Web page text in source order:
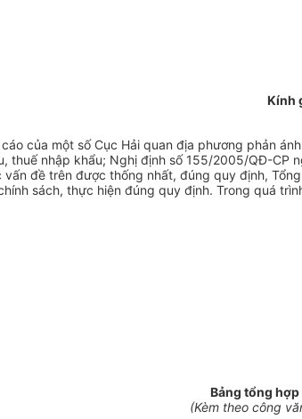
Kính
của một số Cục Hải quan địa phương phản
thuế nhập khẩu; Nghị định số 155/2005/QĐ-
đề trên được thống nhất, đúng quy định,
sách, thực hiện đúng quy định. Trong quá
Bảng tổng
(Kèm theo công